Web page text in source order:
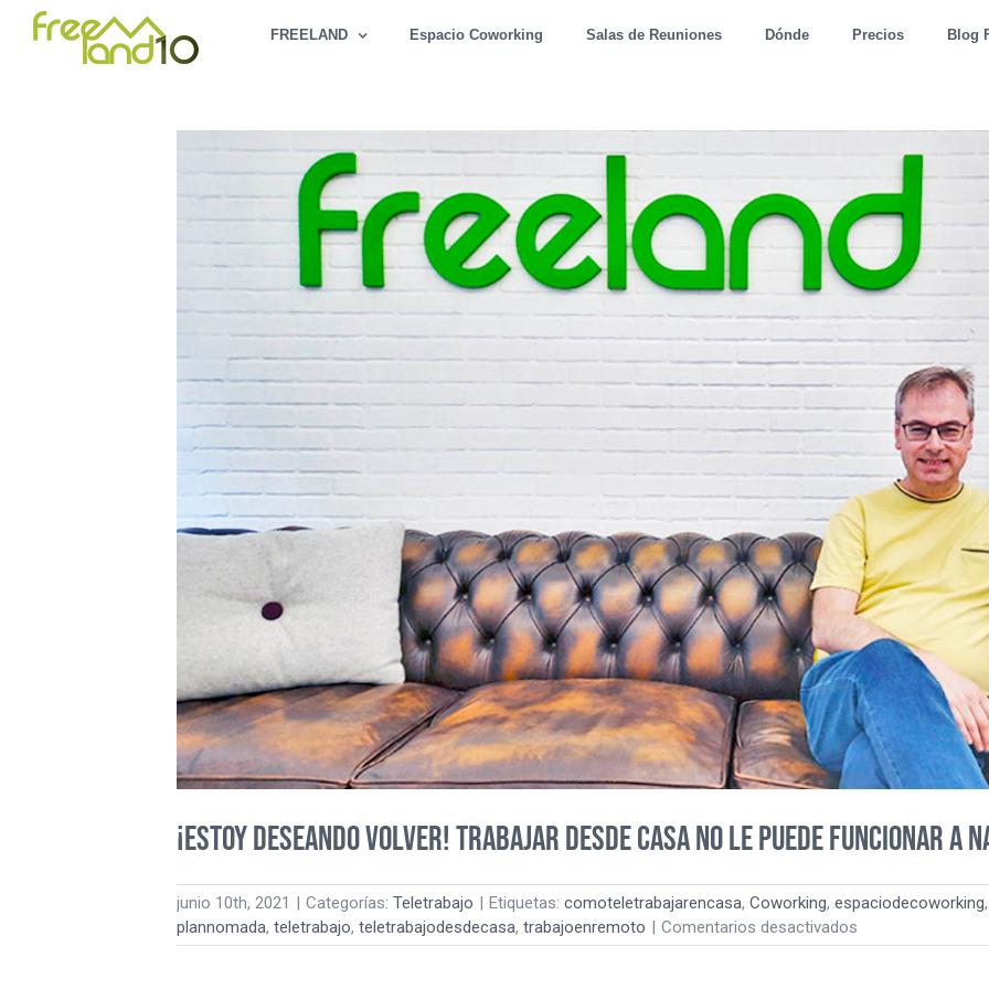
Saltar
FREELAND Espacio Coworking Salas de Reuniones Dónde Precios Blog
¡Estoy deseando volver! Trabajar desde casa no le puede funcionar a
junio 10th, 2021 Categorías: Teletrabajo Etiquetas: comoteletrabajarencasa, Coworking, espaciodecoworking,
plannomada, teletrabajo, teletrabajodesdecasa, trabajoenremoto Comentarios desactivados
¡Estoy